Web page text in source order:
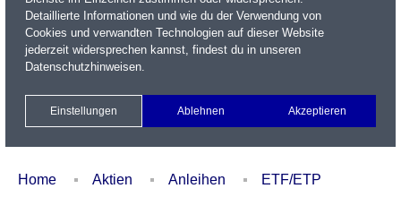
Name / WKN / ISIN / Kürzel
Xetra Realtime
Watchlist Portfolio Login
Home Aktien Anleihen
ETF/ETP
Detaillierte Informationen und wie du der Verwendung von
Cookies und verwandten Technologien auf dieser Website
jederzeit widersprechen kannst, findest du in unseren
Datenschutzhinweisen.
Einstellungen Ablehnen Akzeptieren